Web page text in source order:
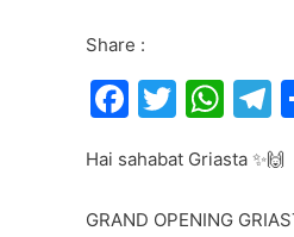
Share :
F
c
e
T
itt
er
W
at
s
e
Hai sahabat Griasta ✨🙌
GRAND OPENING